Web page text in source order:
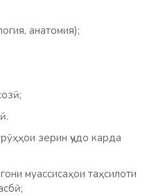
анатомия);
зерин ҷудо карда
муассисаҳои таҳсилоти